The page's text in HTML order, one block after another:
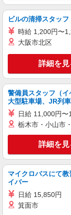
キープ
株式会社kotrio /●YK-
（
職業紹介
株式会社kotrio /●YK-
ビルの清掃スタッフ
時給 1,200円〜
大阪市北区
詳細を見
警備員スタッフ（イ
大型駐車場、JR列車
日給 11,000円〜
栃木市・小山市
詳細を見
マイクロバスにて
イバー
日給 15,850円
箕面市